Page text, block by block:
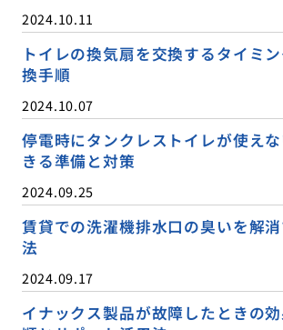
2024.10.11
トイレの換気扇を交換するタイミ
換手順
2024.10.07
停電時にタンクレストイレが使え
きる準備と対策
2024.09.25
賃貸での洗濯機排水口の臭いを解
法
2024.09.17
イナックス製品が故障したときの